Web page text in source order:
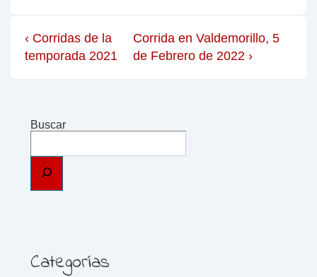
‹ Corridas de la
temporada 2021
Corrida en Valdemorillo, 5
de Febrero de 2022 ›
Buscar
Categorías